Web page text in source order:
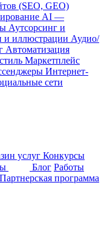
(SEO, GEO)
AI —
Аутсорсинг и
и иллюстрации Аудио/
Автоматизация
Маркетплейс
Интернет-
сети
услуг Конкурсы
Блог Работы
Партнерская программа